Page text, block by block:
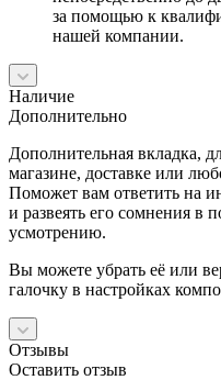
за помощью к
нашей компании.
Наличие
Дополнительно
Дополнительная вкладка,
магазине, доставке или
Поможет вам ответить на
и развеять его сомнения в
усмотрению.
Вы можете убрать её или
галочку в настройках
Отзывы
Оставить отзыв